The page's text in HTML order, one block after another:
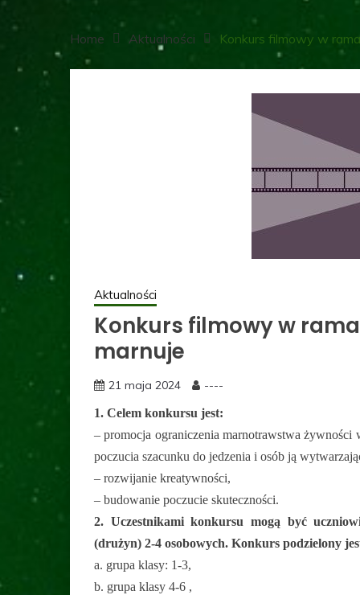
Home Aktualności Konkurs filmowy w
Aktualności
Konkurs filmowy w
marnuje
21 maja 2024 ----
1. Celem konkursu jest:
– promocja ograniczenia marnotrawstwa żywności
poczucia szacunku do jedzenia i osób ją
– rozwijanie kreatywności,
– budowanie poczucie skuteczności.
2. Uczestnikami konkursu mogą być
(drużyn) 2-4 osobowych. Konkurs podzielony
a. grupa klasy: 1-3,
b. grupa klasy 4-6 ,